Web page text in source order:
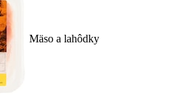
Mäso a lahôdky